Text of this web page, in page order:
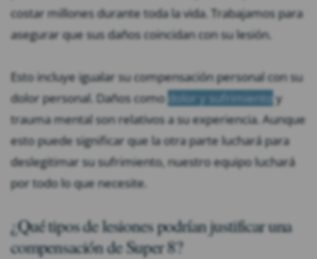
costar millones durante toda la vida. Trabajamos para
asegurar que sus daños coincidan con su lesión.
Esto incluye igualar su compensación personal con su
dolor personal. Daños como dolor y sufrimiento y
trauma mental son relativos a su experiencia. Aunque
esto puede significar que la otra parte luchará para
deslegitimar su sufrimiento, nuestro equipo luchará
por todo lo que necesite.
¿Qué tipos de lesiones podrían justificar una
compensación de Super 8?